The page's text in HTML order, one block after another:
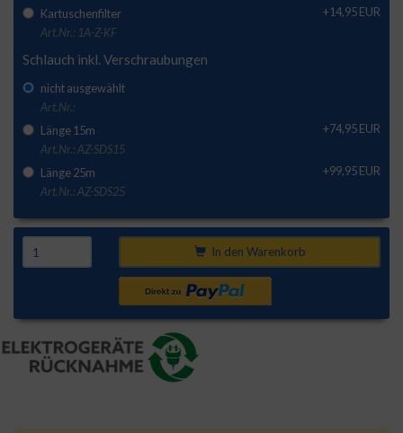
Kartuschenfilter
+14,95 EUR
Art.Nr.: 1A-Z-KF
Schlauch inkl. Verschraubungen
nicht ausgewählt
Art.Nr.:
Länge 15m
+74,95 EUR
Art.Nr.: AZ-SDS15
Länge 25m
+99,95 EUR
Art.Nr.: AZ-SDS25
In den Warenkorb